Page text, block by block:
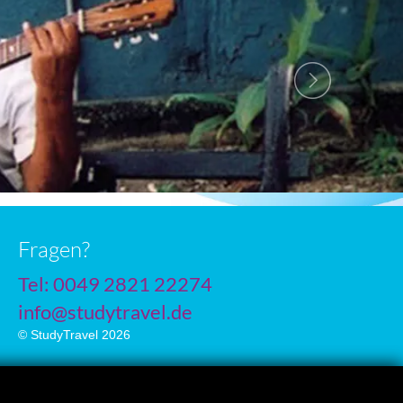
Fragen?
Tel: 0049 2821 22274
info@studytravel.de
© StudyTravel 2026